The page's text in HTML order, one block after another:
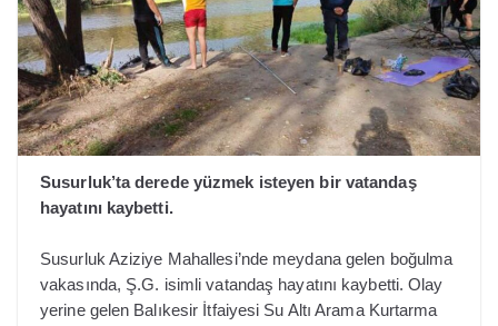
Susurluk’ta derede yüzmek isteyen bir vatandaş
hayatını kaybetti.
Susurluk Aziziye Mahallesi’nde meydana gelen boğulma
vakasında, Ş.G. isimli vatandaş hayatını kaybetti. Olay
yerine gelen Balıkesir İtfaiyesi Su Altı Arama Kurtarma